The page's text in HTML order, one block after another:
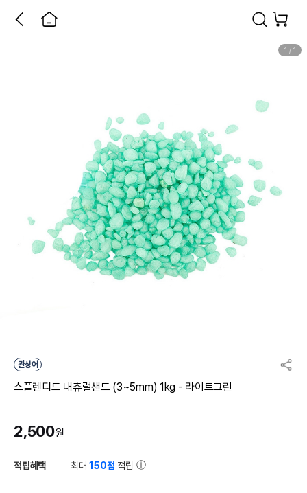
1 / 1
관상어
스플렌디드 내츄럴샌드 (3~5mm) 1kg - 라이트그린
2,500원
적립혜택 최대150점 적립